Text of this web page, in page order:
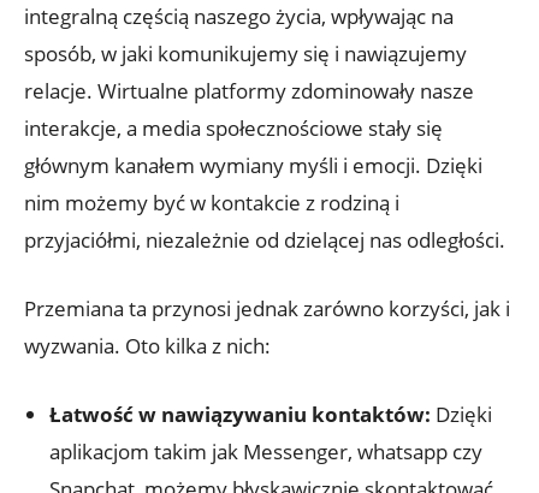
integralną częścią naszego życia, wpływając na
sposób, w jaki komunikujemy się i nawiązujemy
relacje. Wirtualne platformy zdominowały nasze
interakcje, a media społecznościowe stały się
głównym kanałem wymiany myśli i emocji. Dzięki
nim możemy być w kontakcie z rodziną i
przyjaciółmi, niezależnie od dzielącej nas odległości.
Przemiana ta przynosi jednak zarówno korzyści, jak i
wyzwania. Oto kilka z nich:
Łatwość w nawiązywaniu kontaktów: Dzięki
aplikacjom takim jak Messenger, whatsapp czy